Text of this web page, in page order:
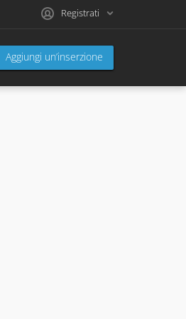
Registrati
Aggiungi un’inserzione